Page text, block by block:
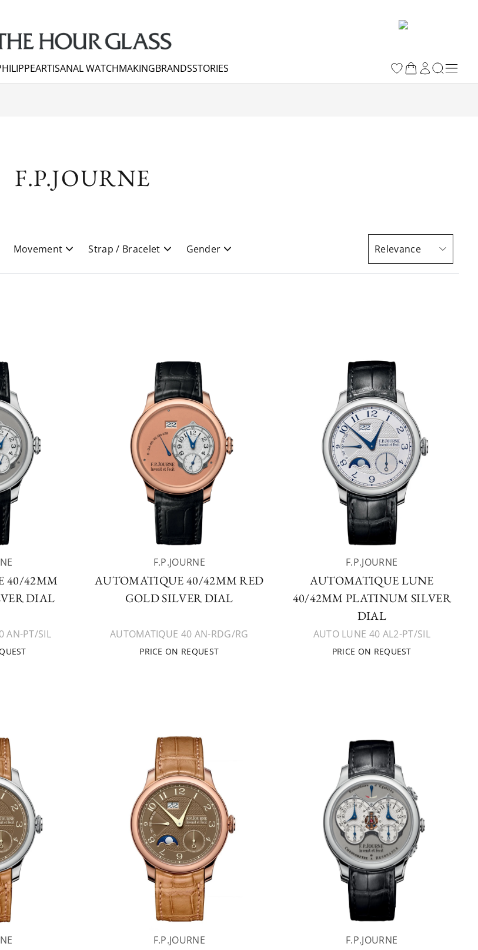
ARTISANAL WATCHMAKINGBRANDSSTORIES
F.P.JOURNE
Movement Strap / Bracelet Gender
40/42MM
DIAL
AN-PT/SIL
F.P.JOURNE
AUTOMATIQUE 40/42MM RED
GOLD SILVER DIAL
AUTOMATIQUE 40 AN-RDG/RG
PRICE ON REQUEST
F.P.JOURNE
AUTOMATIQUE LUNE
40/42MM PLATINUM SILVER
DIAL
AUTO LUNE 40 AL2-PT/SIL
PRICE ON REQUEST
F.P.JOURNE F.P.JOURNE